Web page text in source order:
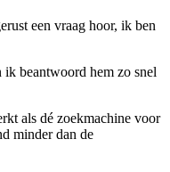
een vraag hoor, ik ben
beantwoord hem zo snel
als dé zoekmachine voor
minder dan de